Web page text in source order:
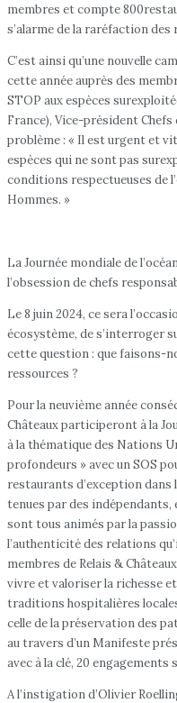
membres et compte
s’alarme de la raréfaction
C’est ainsi qu’une nouvelle
cette année auprès des
STOP aux espèces
France), Vice-président Chefs
problème : « Il est urgent et
espèces qui ne sont pas
conditions respectueuses de
Hommes. »
La Journée mondiale de
l’obsession de chefs
Le 8 juin 2024, ce sera
écosystème, de s’interroger
cette question : que faisons-
ressources ?
Pour la neuvième année
Châteaux participeront à la
à la thématique des Nations
profondeurs » avec un SOS
restaurants d’exception dans
tenues par des indépendants,
sont tous animés par la
l’authenticité des relations
membres de Relais &
vivre et valoriser la richesse
traditions hospitalières
celle de la préservation des
au travers d’un Manifeste
avec à la clé, 20 engagements
A l’instigation d’Olivier